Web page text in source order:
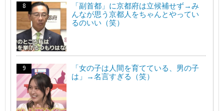
「副首都」に京都府は立候補せず→み
んなが思う京都人をちゃんとやってい
るのいい（笑）
「女の子は人間を育てている、男の子
は」→名言すぎる（笑）